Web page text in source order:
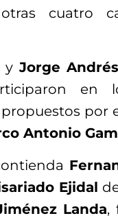
cuatro
yJorge
por
Antonio
Ejidal
Landa,